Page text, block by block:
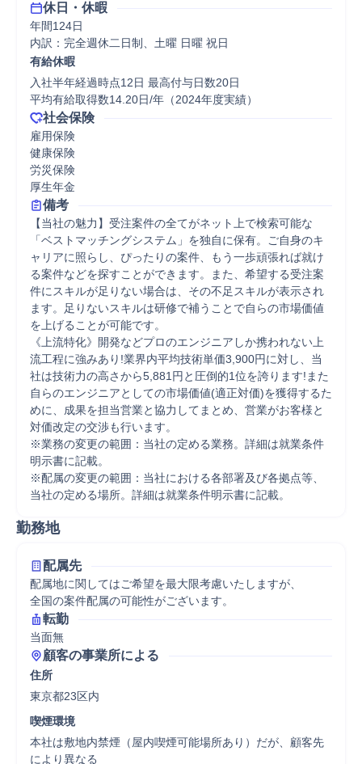
休日・休暇
年間124日
内訳：完全週休二日制、土曜 日曜 祝日
有給休暇
入社半年経過時点12日 最高付与日数20日
平均有給取得数14.20日/年（2024年度実績）
社会保険
雇用保険
健康保険
労災保険
厚生年金
備考
【当社の魅力】受注案件の全てがネット上で検索可能な
「ベストマッチングシステム」を独自に保有。ご自身のキ
ャリアに照らし、ぴったりの案件、もう一歩頑張れば就け
る案件などを探すことができます。また、希望する受注案
件にスキルが足りない場合は、その不足スキルが表示され
ます。足りないスキルは研修で補うことで自らの市場価値
を上げることが可能です。
《上流特化》開発などプロのエンジニアしか携われない上
流工程に強みあり!業界内平均技術単価3,900円に対し、当
社は技術力の高さから5,881円と圧倒的1位を誇ります!また
自らのエンジニアとしての市場価値(適正対価)を獲得するた
めに、成果を担当営業と協力してまとめ、営業がお客様と
対価改定の交渉も行います。
※業務の変更の範囲：当社の定める業務。詳細は就業条件
明示書に記載。
※配属の変更の範囲：当社における各部署及び各拠点等、
当社の定める場所。詳細は就業条件明示書に記載。
勤務地
配属先
配属地に関してはご希望を最大限考慮いたしますが、
全国の案件配属の可能性がございます。
転勤
当面無
顧客の事業所による
住所
東京都23区内
喫煙環境
本社は敷地内禁煙（屋内喫煙可能場所あり）だが、顧客先
により異なる